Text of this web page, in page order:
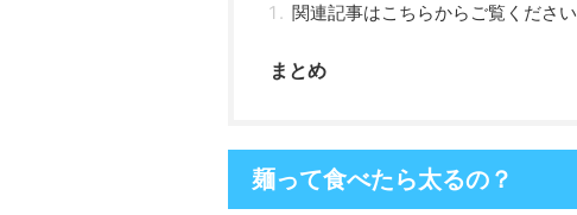
関連記事はこちらからご覧ください
まとめ
麺って食べたら太るの？